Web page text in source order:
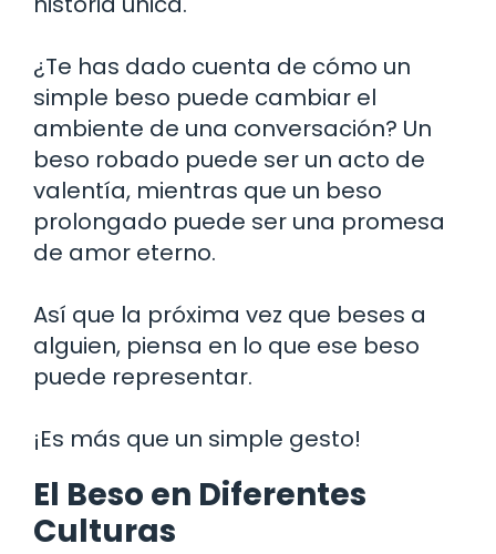
¿Te has dado cuenta de cómo un
simple beso puede cambiar el
ambiente de una conversación? Un
beso robado puede ser un acto de
valentía, mientras que un beso
prolongado puede ser una promesa
de amor eterno.
Así que la próxima vez que beses a
alguien, piensa en lo que ese beso
puede representar.
¡Es más que un simple gesto!
El Beso en Diferentes
Culturas